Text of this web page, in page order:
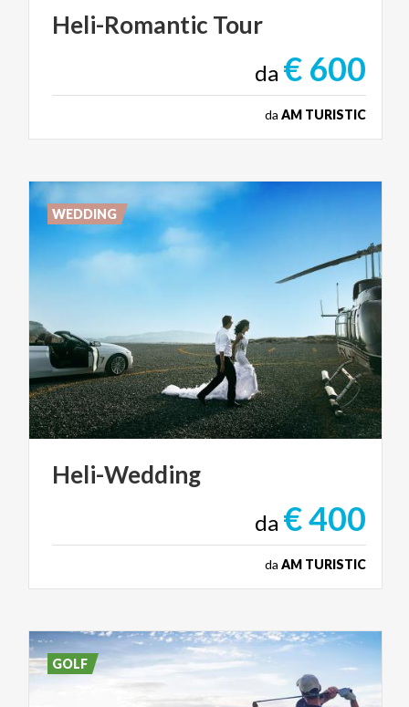
Heli-Romantic Tour
da € 600
da AM TURISTIC
Heli-Wedding
da € 400
da AM TURISTIC
WEDDING
GOLF